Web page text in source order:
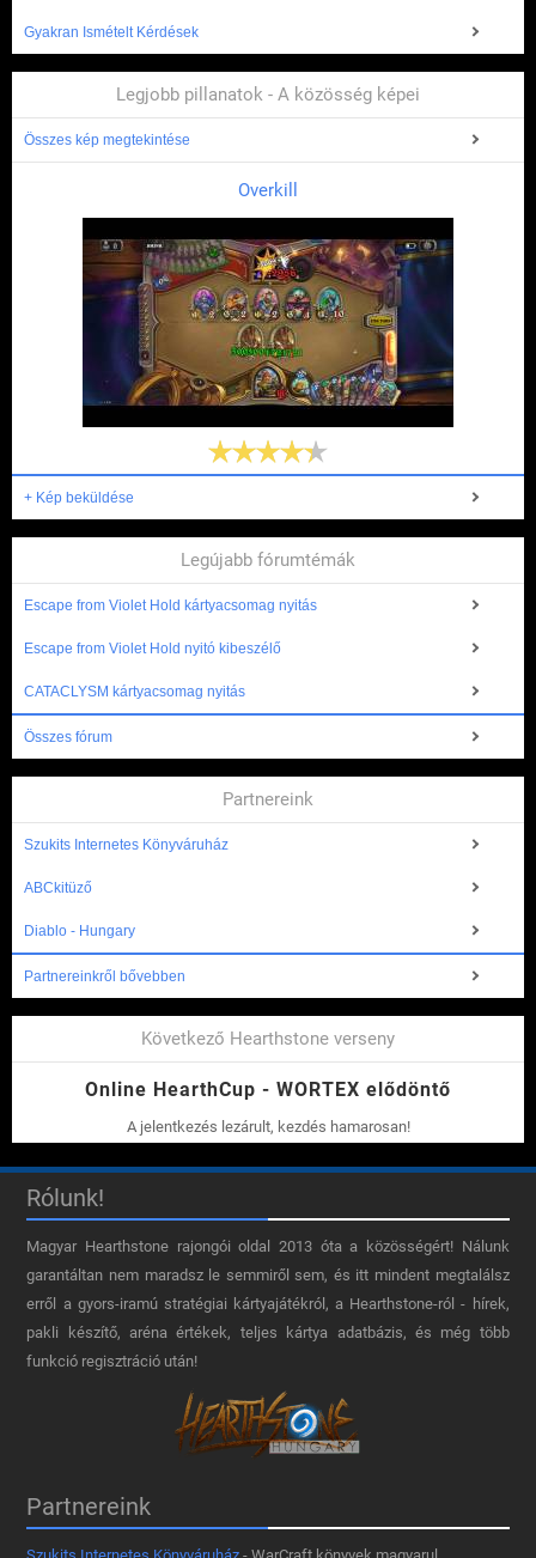
Gyakran Ismételt Kérdések
Legjobb pillanatok - A közösség képei
Összes kép megtekintése
Overkill
+ Kép beküldése
Legújabb fórumtémák
Escape from Violet Hold kártyacsomag nyitás
Escape from Violet Hold nyitó kibeszélő
CATACLYSM kártyacsomag nyitás
Összes fórum
Partnereink
Szukits Internetes Könyváruház
ABCkitüző
Diablo - Hungary
Partnereinkről bővebben
Következő Hearthstone verseny
Online HearthCup - WORTEX elődöntő
A jelentkezés lezárult, kezdés hamarosan!
Rólunk!
Magyar Hearthstone​ rajongói oldal 2013 óta a közösségért! Nálunk
garantáltan nem maradsz le semmiről sem, és itt mindent megtalálsz
erről a gyors-iramú stratégiai kártyajátékról, a Hearthstone-ról - hírek,
pakli készítő, aréna értékek, teljes kártya adatbázis, és még több
funkció regisztráció után!
Partnereink